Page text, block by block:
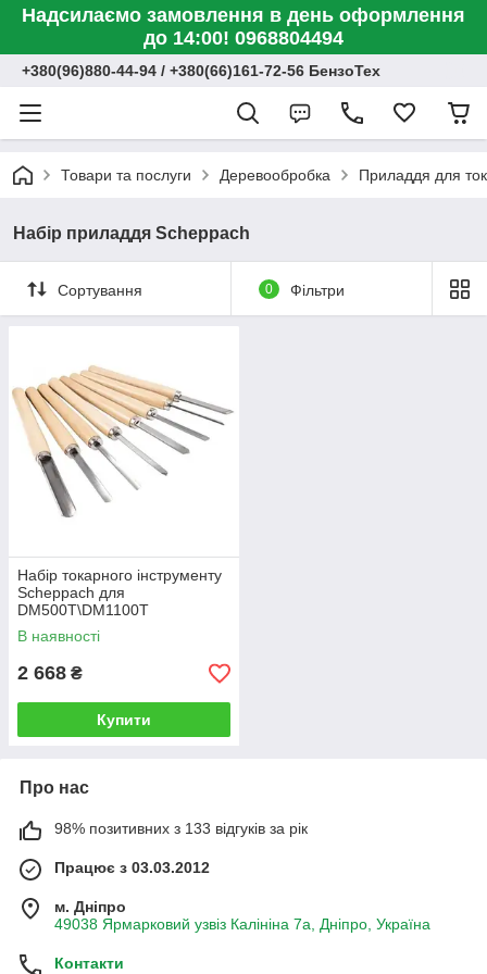
Надсилаємо замовлення в день оформлення
до 14:00! 0968804494
+380(96)880-44-94 / +380(66)161-72-56 БензоТех
Товари та послуги Деревообробка Приладдя для
Набір приладдя Scheppach
Сортування 0 Фільтри
Набір токарного інструменту
Scheppach для
DM500T\DM1100T
В наявності
2 668 ₴
Купити
Про нас
98% позитивних з 133 відгуків за рік
Працює з 03.03.2012
м. Дніпро
49038 Ярмарковий узвіз Калініна 7а, Дніпро, Україна
Контакти